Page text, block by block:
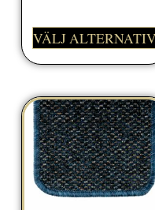
VÄLJ ALTERNATIV